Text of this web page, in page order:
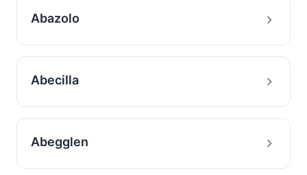
Abazolo
Abecilla
Abegglen